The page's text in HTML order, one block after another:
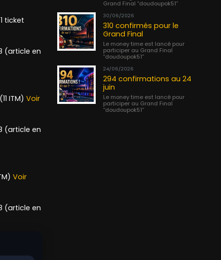
ticket
(article en
ITM) Voir
(article en
Voir
(article en
Grand Final “doudoupok51”
30/06/2026
310 confirmés pour le
Grand Final
Le money time est lancé pour
participer au Grand Final
“doudoupok51”
24/06/2026
294 confirmations au 24
juin
Le money time est lancé pour
participer au Grand Final
“doudoupok51”